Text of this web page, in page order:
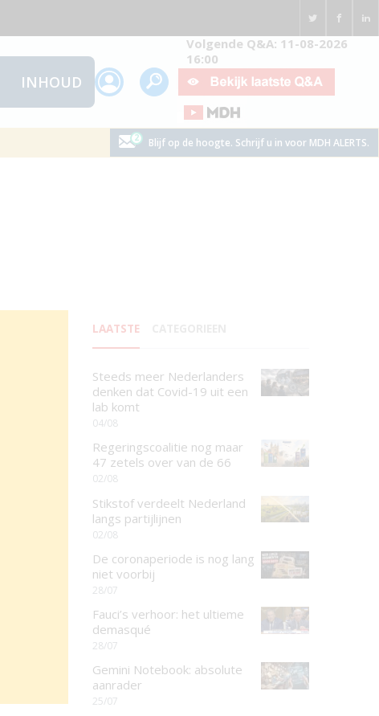
INHOUD
Volgende Q&A: 11-08-2026
16:00
Blijf op de hoogte. Schrijf u in voor MDH ALERTS.
LAATSTE
Steeds meer Nederlanders
denken dat Covid-19 uit een
lab komt
04/08
Regeringscoalitie nog maar
47 zetels over van de 66
02/08
Stikstof verdeelt Nederland
langs partijlijnen
02/08
De coronaperiode is nog lang
niet voorbij
28/07
Fauci’s verhoor: het ultieme
demasqué
28/07
Gemini Notebook: absolute
aanrader
25/07